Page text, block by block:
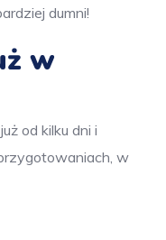
dumni!
w
od kilku dni i
w